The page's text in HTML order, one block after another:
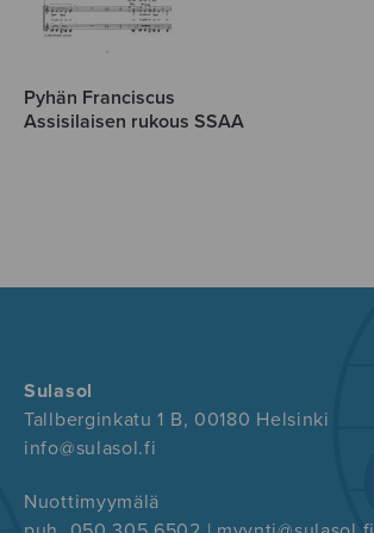
Pyhän Franciscus
Assisilaisen rukous SSAA
Sulasol
Tallberginkatu 1 B, 00180 Helsinki
info@sulasol.fi
Nuottimyymälä